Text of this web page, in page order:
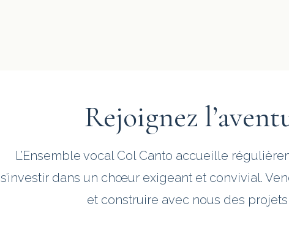
Rejoignez
L’Ensemble vocal Col Canto accueille
s’investir dans un chœur exigeant et convivial.
et construire avec nous des